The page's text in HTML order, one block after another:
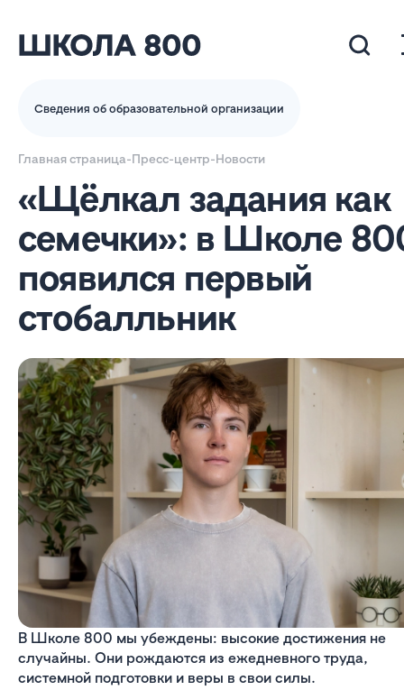
Сведения об образовательной организации
Главная страница-Пресс-центр-Новости
«Щёлкал задания как
семечки»: в Школе
появился первый
стобалльник
В Школе 800 мы убеждены: высокие достижения не
случайны. Они рождаются из ежедневного труда,
системной подготовки и веры в свои силы.